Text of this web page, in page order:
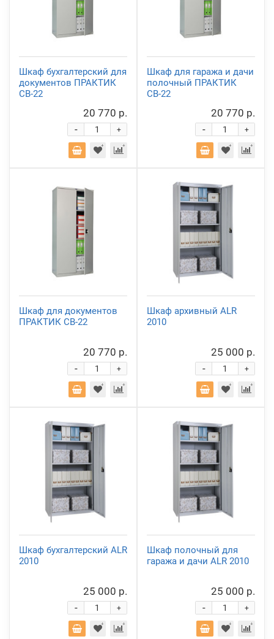
Шкаф бухгалтерский для
документов ПРАКТИК
СВ-22
20 770 р.
+
-
Шкаф для гаража и дачи
полочный ПРАКТИК
СВ-22
20 770 р.
+
-
Шкаф для документов
ПРАКТИК СВ-22
20 770 р.
+
-
Шкаф архивный ALR
2010
25 000 р.
+
-
Шкаф бухгалтерский ALR
2010
25 000 р.
+
-
Шкаф полочный для
гаража и дачи ALR 2010
25 000 р.
+
-